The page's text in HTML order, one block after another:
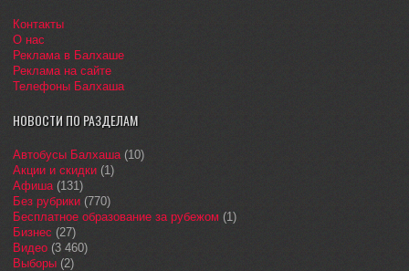
Контакты
О нас
Реклама в Балхаше
Реклама на сайте
Телефоны Балхаша
НОВОСТИ ПО РАЗДЕЛАМ
Автобусы Балхаша(10)
Акции и скидки (1)
Афиша(131)
Без рубрики (770)
Бесплатное образование за рубежом (1)
Бизнес (27)
Видео (3 460)
Выборы (2)